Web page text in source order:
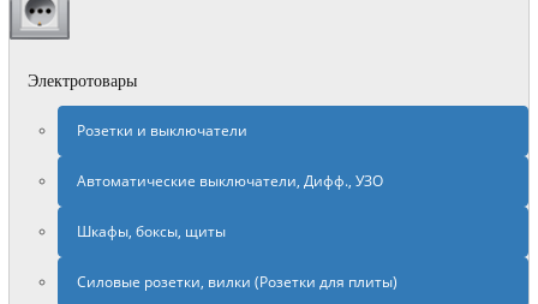
Электротовары
Розетки и выключатели
Автоматические выключатели, Дифф., УЗО
Шкафы, боксы, щиты
Силовые розетки, вилки (Розетки для плиты)